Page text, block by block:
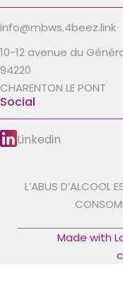
info@mbws.4beez.link
10-12 avenue du
94220
CHARENTON LE PONT
Social
Linkedin
L’ABUS D’ALCOOL
Made with